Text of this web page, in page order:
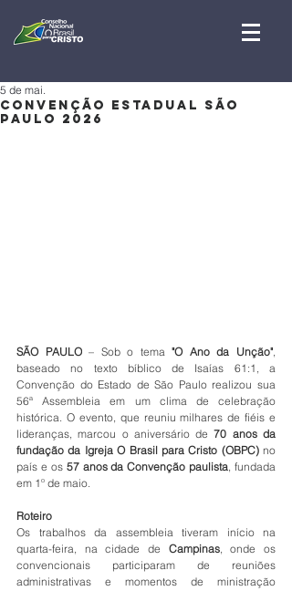
CONVENÇÃO ESTADUAL SÃO
PAULO 2026
5 de mai.
SÃO PAULO – Sob o tema "O Ano da Unção",
baseado no texto bíblico de Isaías 61:1, a
Convenção do Estado de São Paulo realizou sua
56ª Assembleia em um clima de celebração
histórica. O evento, que reuniu milhares de fiéis e
lideranças, marcou o aniversário de 70 anos da
fundação da Igreja O Brasil para Cristo (OBPC) no
país e os 57 anos da Convenção paulista, fundada
em 1º de maio.
Roteiro
Os trabalhos da assembleia tiveram início na
quarta-feira, na cidade de Campinas, onde os
convencionais participaram de reuniões
administrativas e momentos de ministração